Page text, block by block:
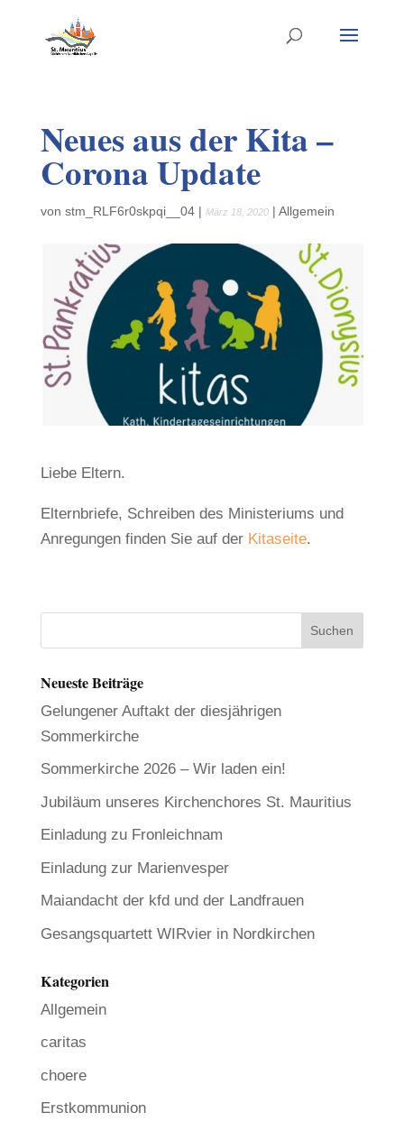
Neues aus der Kita –
Corona Update
von stm_RLF6r0skpqi__04| März 18, 2020| Allgemein
Liebe Eltern.
Elternbriefe, Schreiben des Ministeriums und
Anregungen finden Sie auf der Kitaseite.
Neueste Beiträge
Gelungener Auftakt der diesjährigen
Sommerkirche
Sommerkirche 2026 – Wir laden ein!
Jubiläum unseres Kirchenchores St. Mauritius
Einladung zu Fronleichnam
Einladung zur Marienvesper
Maiandacht der kfd und der Landfrauen
Gesangsquartett WIRvier in Nordkirchen
Kategorien
Allgemein
caritas
choere
Erstkommunion